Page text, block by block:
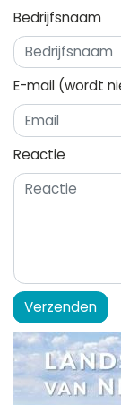
Bedrijfsnaam
E-mail (wordt
Reactie
Verzenden